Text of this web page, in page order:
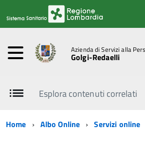
Azienda di Servizi alla
Golgi-Redaelli
Esplora contenuti correlati
Home Albo Online Servizi online